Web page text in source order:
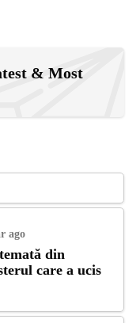
& Most
ago
din
care a ucis